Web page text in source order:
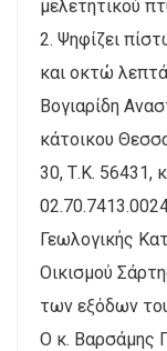
μελετητικού
2. Ψηφίζει
και οκτώ
Βογιαρίδη
κάτοικου
30, Τ.Κ. 56431,
Γεωλογικής
Οικισμού
των εξόδων
Ο κ. Βαρσάμης